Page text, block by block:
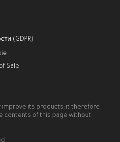
(GDPR)
Sale
improve its products; it therefore
contents of this page without